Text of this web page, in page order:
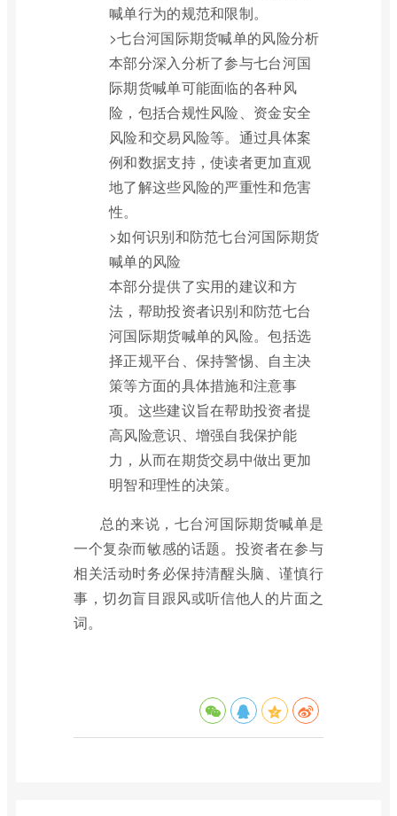
喊单行为的规范和限制。
>七台河国际期货喊单的风险分析
本部分深入分析了参与七台河国
际期货喊单可能面临的各种风
险，包括合规性风险、资金安全
风险和交易风险等。通过具体案
例和数据支持，使读者更加直观
地了解这些风险的严重性和危害
性。
>如何识别和防范七台河国际期货
喊单的风险
本部分提供了实用的建议和方
法，帮助投资者识别和防范七台
河国际期货喊单的风险。包括选
择正规平台、保持警惕、自主决
策等方面的具体措施和注意事
项。这些建议旨在帮助投资者提
高风险意识、增强自我保护能
力，从而在期货交易中做出更加
明智和理性的决策。
总的来说，七台河国际期货喊单是
一个复杂而敏感的话题。投资者在参与
相关活动时务必保持清醒头脑、谨慎行
事，切勿盲目跟风或听信他人的片面之
词。